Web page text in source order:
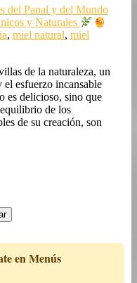
del Panal y del Mundo
y Naturales
, miel natural, miel
de la naturaleza, un
esfuerzo incansable
es delicioso, sino que
de los
de su creación, son
en Menús